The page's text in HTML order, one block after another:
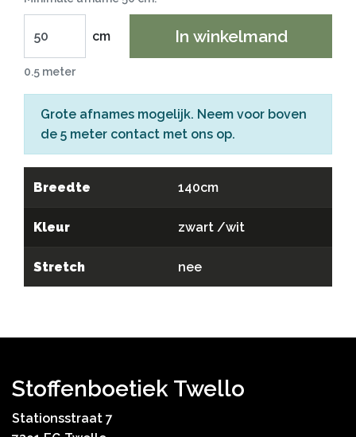
cm In winkelmand
0.5 meter
Grote afnames mogelijk. Neem voor boven
de 5 meter contact met ons op.
Breedte 140cm
Kleur zwart /wit
Stretch nee
Stoffenboetiek Twello
Stationsstraat 7